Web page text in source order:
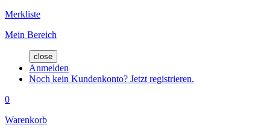
Merkliste
Mein Bereich
close
Anmelden
Noch kein Kundenkonto? Jetzt registrieren.
0
Warenkorb